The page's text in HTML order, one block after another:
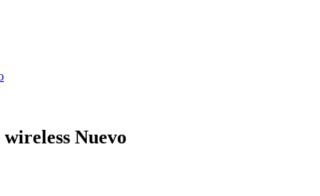
Nuevo